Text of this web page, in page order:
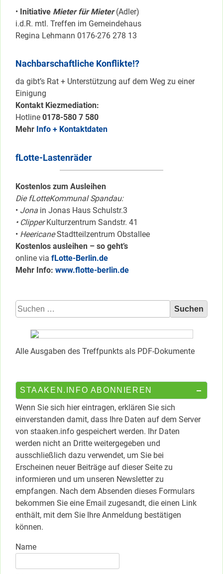
• Initiative Mieter für Mieter(Adler)
i.d.R. mtl. Treffen im Gemeindehaus
Regina Lehmann 0176-276 278 13
Nachbarschaftliche Konflikte!?
da gibt’s Rat + Unterstützung auf dem Weg zu einer
Einigung
Kontakt Kiezmediation:
Hotline 0178-580 7 580
Mehr Info + Kontaktdaten
fLotte-Lastenräder
Kostenlos zum Ausleihen
Die fLotteKommunal Spandau:
• Jona in Jonas Haus Schulstr.3
• ClipperKulturzentrum Sandstr. 41
• HeericaneStadtteilzentrum Obstallee
Kostenlos ausleihen – so geht’s
online via fLotte-Berlin.de
Mehr Info: www.flotte-berlin.de
Suchen
nach:
Alle Ausgaben des Treffpunkts als PDF-Dokumente
STAAKEN.INFO ABONNIEREN
Wenn Sie sich hier eintragen, erklären Sie sich
einverstanden damit, dass Ihre Daten auf dem Server
von staaken.info gespeichert werden. Ihr Daten
werden nicht an Dritte weitergegeben und
ausschließlich dazu verwendet, um Sie bei
Erscheinen neuer Beiträge auf dieser Seite zu
informieren und um unseren Newsletter zu
empfangen. Nach dem Absenden dieses Formulars
bekommen Sie eine Email zugesandt, die einen Link
enthält, mit dem Sie Ihre Anmeldung bestätigen
können.
Name